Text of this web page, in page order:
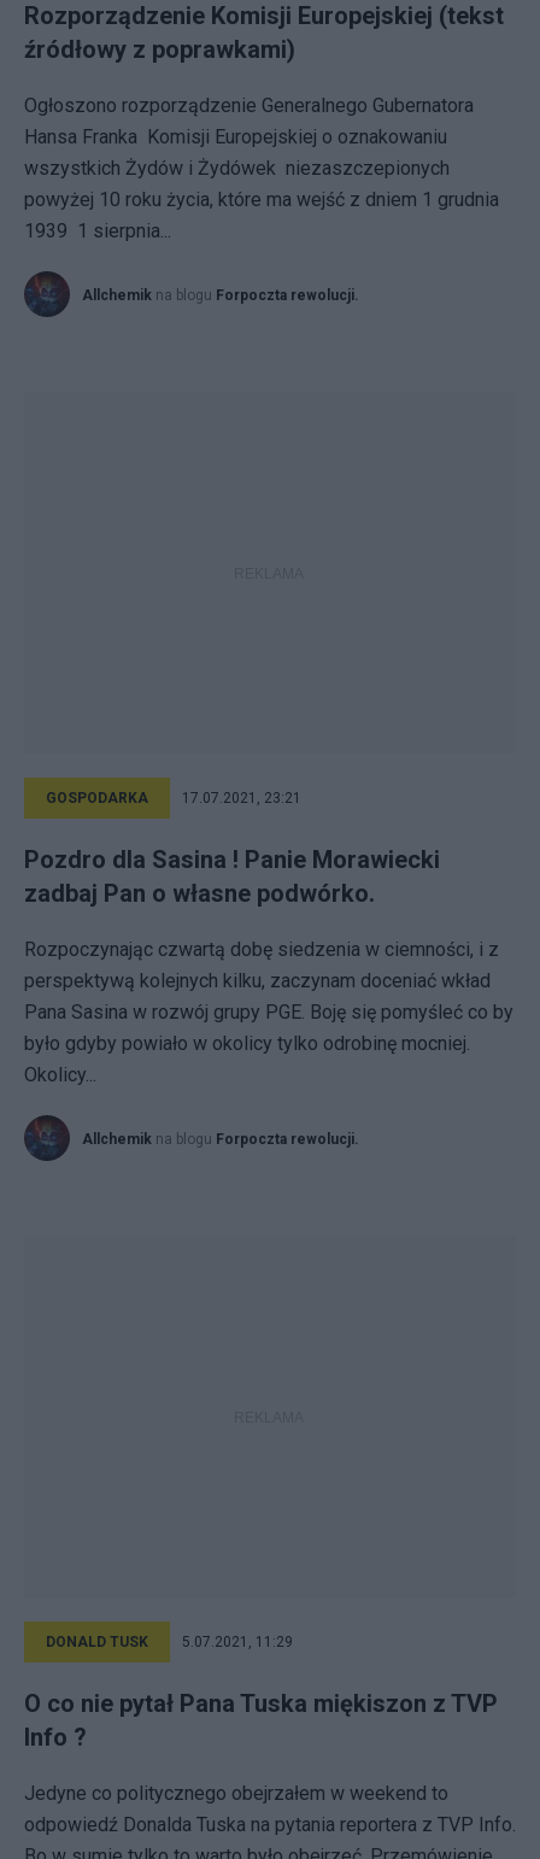
Rozporządzenie Komisji Europejskiej (tekst
źródłowy z poprawkami)
Ogłoszono rozporządzenie Generalnego Gubernatora
Hansa Franka Komisji Europejskiej o oznakowaniu
wszystkich Żydów i Żydówek niezaszczepionych
powyżej 10 roku życia, które ma wejść z dniem 1 grudnia
1939 1 sierpnia...
Allchemik na blogu Forpoczta rewolucji.
GOSPODARKA 17.07.2021, 23:21
Pozdro dla Sasina ! Panie Morawiecki
zadbaj Pan o własne podwórko.
Rozpoczynając czwartą dobę siedzenia w ciemności, i z
perspektywą kolejnych kilku, zaczynam doceniać wkład
Pana Sasina w rozwój grupy PGE. Boję się pomyśleć co by
było gdyby powiało w okolicy tylko odrobinę mocniej.
Okolicy...
Allchemik na blogu Forpoczta rewolucji.
DONALD TUSK 5.07.2021, 11:29
O co nie pytał Pana Tuska miękiszon z TVP
Info ?
Jedyne co politycznego obejrzałem w weekend to
odpowiedź Donalda Tuska na pytania reportera z TVP Info.